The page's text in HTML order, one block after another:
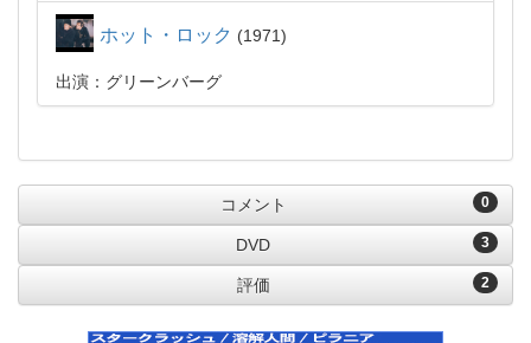
ホット・ロック 1971
出演：グリーンバーグ
0
コメント
3
DVD
2
評価